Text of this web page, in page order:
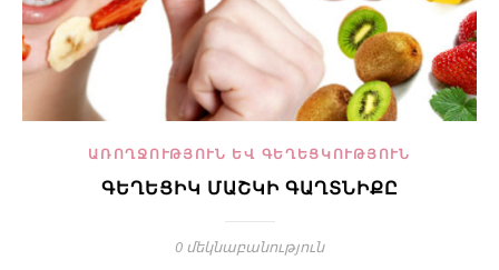
ԱՌՈՂՋՈՒԹՅՈՒՆ ԵՎ ԳԵՂԵՑԿՈՒԹՅՈՒՆ
ԳԵՂԵՑԻԿ ՄԱՇԿԻ ԳԱՂՏՆԻՔԸ
0 մեկնաբանություն